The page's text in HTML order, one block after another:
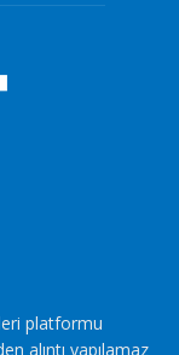
platformu
alıntı yapılamaz